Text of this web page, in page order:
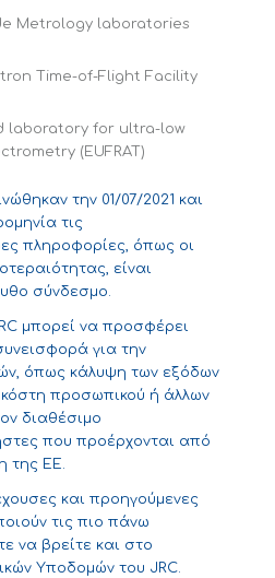
Metrology laboratories
Time-of-Flight Facility
laboratory for ultra-low
(EUFRAT)
την 01/07/2021 και
τις
πληροφορίες, όπως οι
είναι
σύνδεσμο.
μπορεί να προσφέρει
για την
όπως κάλυψη των εξόδων
κόστη προσωπικού ή άλλων
διαθέσιμο
που προέρχονται από
της ΕΕ.
και προηγούμενες
τις πιο πάνω
να βρείτε και στο
Υποδομών του JRC.